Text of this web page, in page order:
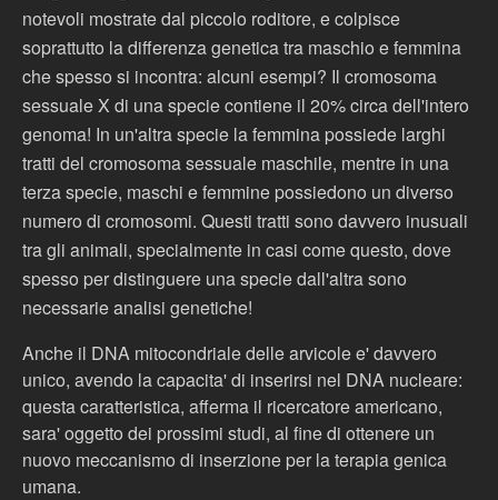
notevoli mostrate dal piccolo roditore, e colpisce
soprattutto la differenza genetica tra maschio e femmina
che spesso si incontra: alcuni esempi? Il cromosoma
sessuale X di una specie contiene il 20% circa dell'intero
genoma! In un'altra specie la femmina possiede larghi
tratti del cromosoma sessuale maschile, mentre in una
terza specie, maschi e femmine possiedono un diverso
numero di cromosomi. Questi tratti sono davvero inusuali
tra gli animali, specialmente in casi come questo, dove
spesso per distinguere una specie dall'altra sono
necessarie analisi genetiche!
Anche il DNA mitocondriale delle arvicole e' davvero
unico, avendo la capacita' di inserirsi nel DNA nucleare:
questa caratteristica, afferma il ricercatore americano,
sara' oggetto dei prossimi studi, al fine di ottenere un
nuovo meccanismo di inserzione per la terapia genica
umana.